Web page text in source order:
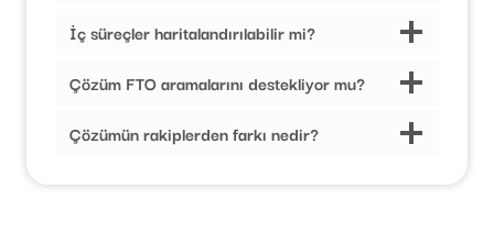
İç süreçler haritalandırılabilir mi?
Çözüm FTO aramalarını destekliyor mu?
Çözümün rakiplerden farkı nedir?